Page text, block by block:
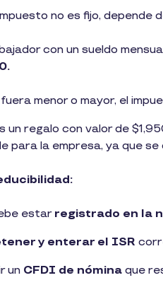
no es fijo, depende
con un sueldo
menor o mayor, el
un regalo con valor de
para la empresa, ya que
estar registrado en la
y enterar el ISR
un CFDI de nómina que